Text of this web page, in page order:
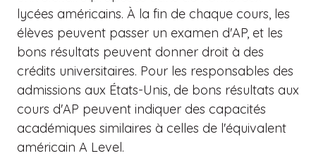
lycées américains. À la fin de chaque cours, les
élèves peuvent passer un examen d'AP, et les
bons résultats peuvent donner droit à des
crédits universitaires. Pour les responsables des
admissions aux États-Unis, de bons résultats aux
cours d'AP peuvent indiquer des capacités
académiques similaires à celles de l'équivalent
américain A Level.